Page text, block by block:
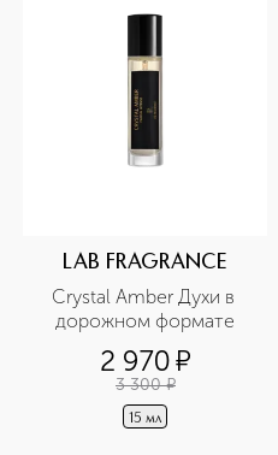
LAB FRAGRANCE
Crystal Amber Духи в
дорожном формате
2 970¤
3 300 ¤
15 мл